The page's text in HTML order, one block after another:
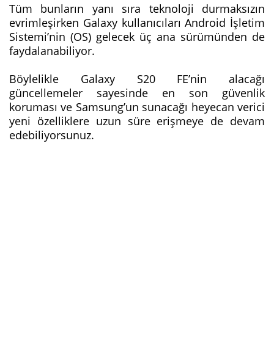
Tüm bunların yanı sıra teknoloji durmaksızın
evrimleşirken Galaxy kullanıcıları Android İşletim
Sistemi’nin (OS) gelecek üç ana sürümünden de
faydalanabiliyor.
Böylelikle Galaxy S20 FE’nin alacağı
güncellemeler sayesinde en son güvenlik
koruması ve Samsung’un sunacağı heyecan verici
yeni özelliklere uzun süre erişmeye de devam
edebiliyorsunuz.